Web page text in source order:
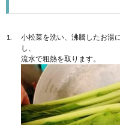
小松菜を洗い、沸騰したお湯
し、
流水で粗熱を取ります。